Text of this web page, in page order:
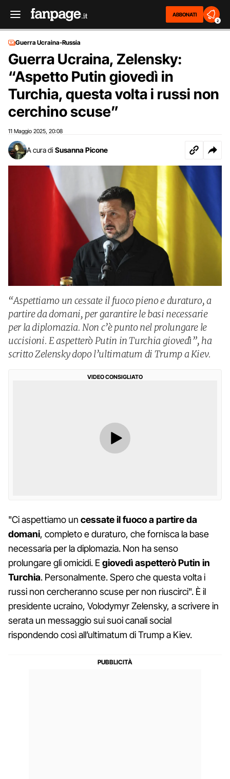
ABBONATI
2
Guerra Ucraina-Russia
Guerra Ucraina, Zelensky:
“Aspetto Putin giovedì in
Turchia, questa volta i russi non
cerchino scuse”
11 Maggio 2025 20:08
A cura di Susanna Picone
“Aspettiamo un cessate il fuoco pieno e duraturo, a
partire da domani, per garantire le basi necessarie
per la diplomazia. Non c’è punto nel prolungare le
uccisioni. E aspetterò Putin in Turchia giovedì”, ha
scritto Zelensky dopo l’ultimatum di Trump a Kiev.
VIDEO CONSIGLIATO
"Ci aspettiamo un cessate il fuoco a partire da
domani, completo e duraturo, che fornisca la base
necessaria per la diplomazia. Non ha senso
prolungare gli omicidi. E giovedì aspetterò Putin in
Turchia. Personalmente. Spero che questa volta i
russi non cercheranno scuse per non riuscirci". È il
presidente ucraino, Volodymyr Zelensky, a scrivere in
serata un messaggio sui suoi canali social
rispondendo così all’ultimatum di Trump a Kiev.